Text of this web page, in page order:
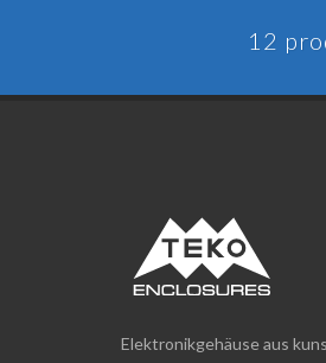
12
Elektronikgehäuse aus